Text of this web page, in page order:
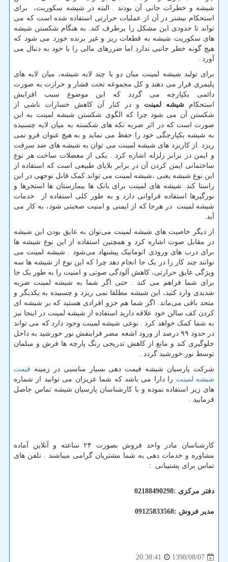
شیشه و خطرات جانی آن بودند . البته در شیشه سکوریت، برای
استحکام بیشتر در آن از عملیات حرارتی استفاده شده است که می
تواند تا حدودی این مشکل را برطرف کند. به هنگام شکستن شیشه
های سکوریت شیشه به قطعات ریز و غیر برنده خورد می شود که
هیچ گونه خطر جانبی ندارد اما ضررهای مالی را با خود به دنبال می
آورد .
برای تولید شیشه لمینت میان دو یا چند لایه شیشه، میان لایه های
پلیمری قرار می دهند و کل مجموعه تحت فشار و حرارت به صورت
دائمی یکپارچه می گردد که این موضوع سبب افزایش
استحکام شیشه لمینت و در کنار آن کاهش خسارات ناشی از
شکستن آن می شود چرا که الگوی شکستن شیشه لمینت به این
صورت است که در اثر ضربه تکه های شکسته به میان لایه چسبیده
به شیشه یکپارچگی خود را حفظ می نماید و به هیچ عنوان فرو نمی
ریزد .از کاربرد های شیشه لمینت می توان به شیشه های ضد سرقت
و ایمن در برابر زلزله اشاره کرد . یکی از معضلات ساخت هر نوع
ساختمانی ایمن کردن آن در برابر بلایای طبیعی است که استفاده از
این نوع شیشه یعنی ،شیشه لمینت می تواند کمک قابل توجهی در این
راستا کند. شیشه های لمینت برای بانک ها بیمارستان ها استخرها و
نورگیرها استفاده فراوانی دارد و به طور کلی استفاده از خدمات
شیشه لمینت در هرجا که از ایمنی و امنیت صحبتی شود، به کار می
آید.
از دیگر خاصیت های شیشه لمینت می‌توان به عایق بودن این شیشه
در مقابل صوت اشاره کرد و همچنین استفاده از این نوع شیشه ها
برای درب های ورودی اتوماتیک پیشنهاد می‌شود . شیشه لمینت می
توانند چند کار را در یک جا انجام دهد چرا که این نوع از شیشه ها سه
ویژگی عایق حرارتی، کاهش آلودگی صوتی و امنیت را به طور یک جا
برای شما فراهم می کند . حتی اگر شما به شیشه لمینت ضربه
شدیدی وارد کنید، این شیشه مطلقا نمی ریزد و چسبیده به یکدیگر و
متحد باقی می‌ماند. اگر شما هم جزو افرادی هستید که بر شیشه ای
کردن کف سالن خود علاقه دارید استفاده از شیشه لمینت در اینجا نیز
به شما کمک خواهد کرد . نوعی شیشه لمینت وجود دارد که می تواند
در حدود ۹۹ درصد از ورود اشعه مضر فرابنفش نور خورشید به داخل
جلوگیری کند و مانع از کاهش تدریجی رنگ پارچه ها فرش و مبلمان
توسط نور خورشید گردد .
شرکت پارسیان شیشه قیمت دهی بسیار مناسبی در زمینه قیمت
شیشه لمینت را دارا می باشد که شما عزیزان می توانید از شماره
های زیر استفاده نموده و با کارشناسان پارسیان شیشه تماس جاصل
فرمایید .
کارشناسان مادر واحد فروش بصورت ۲۴ساعته و آنلاین آماده
مشاوره و خدمات دهی به شما مشتریان گرامی میباشند . تلفن های
تماس برای پشتیبانی :
دفتر مرکزی :02188490298
مدیر فروش :09125833568
1398/08/07
20:38:41